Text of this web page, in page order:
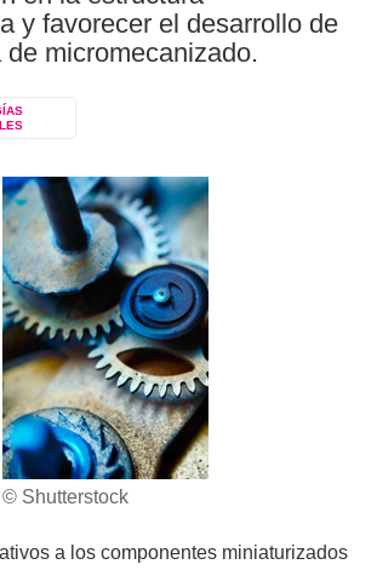
y favorecer el desarrollo de
micromecanizado.
© Shutterstock
a los componentes miniaturizados